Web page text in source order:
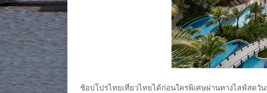
ช้อปโปรไทยเที่ยวไทยได้ก่อนใครพิเศษผ่านทางไลฟ์สดวั